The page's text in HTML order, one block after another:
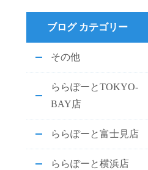
ブログ カテゴリー
その他
ららぽーとTOKYO-
BAY店
ららぽーと富士見店
ららぽーと横浜店